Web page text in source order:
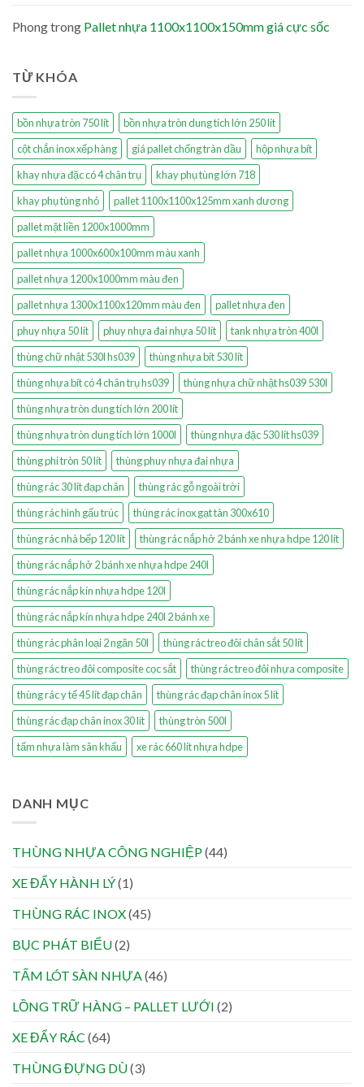
Phongtrong Pallet nhựa 1100x1100x150mm giá cực sốc
TỪ KHÓA
bồn nhựa tròn 750 lít
bồn nhựa tròn dung tích lớn 250 lít
cột chắn inox xếp hàng
giá pallet chống tràn dầu
hộp nhựa bít
khay nhựa đặc có 4 chân trụ
khay phụ tùng lớn 718
khay phụ tùng nhỏ
pallet 1100x1100x125mm xanh dương
pallet mặt liền 1200x1000mm
pallet nhựa 1000x600x100mm màu xanh
pallet nhựa 1200x1000mm màu đen
pallet nhựa 1300x1100x120mm màu đen
pallet nhựa đen
phuy nhựa 50 lít
phuy nhựa đai nhựa 50 lít
tank nhựa tròn 400l
thùng chữ nhật 530l hs039
thùng nhựa bít 530 lít
thùng nhựa bít có 4 chân trụ hs039
thùng nhựa chữ nhật hs039 530l
thùng nhựa tròn dung tích lớn 200 lít
thùng nhựa tròn dung tích lớn 1000l
thùng nhựa đặc 530 lít hs039
thùng phi tròn 50 lít
thùng phuy nhựa đai nhựa
thùng rác 30 lít đạp chân
thùng rác gỗ ngoài trời
thùng rác hình gấu trúc
thùng rác inox gạt tàn 300x610
thùng rác nhà bếp 120 lít
thùng rác nắp hở 2 bánh xe nhựa hdpe 120 lít
thùng rác nắp hở 2 bánh xe nhựa hdpe 240l
thùng rác nắp kín nhựa hdpe 120l
thùng rác nắp kín nhựa hdpe 240l 2 bánh xe
thùng rác phân loại 2 ngăn 50l
thùng rác treo đôi chân sắt 50 lít
thùng rác treo đôi composite cọc sắt
thùng rác treo đôi nhựa composite
thùng rác y tế 45 lít đạp chân
thùng rác đạp chân inox 5 lít
thùng rác đạp chân inox 30 lít
thùng tròn 500l
tấm nhựa làm sân khấu
xe rác 660 lít nhựa hdpe
DANH MỤC
THÙNG NHỰA CÔNG NGHIỆP(44)
XE ĐẨY HÀNH LÝ(1)
THÙNG RÁC INOX(45)
BỤC PHÁT BIỂU(2)
TẤM LÓT SÀN NHỰA(46)
LỒNG TRỮ HÀNG – PALLET LƯỚI (2)
XE ĐẨY RÁC (64)
THÙNG ĐỰNG DÙ(3)